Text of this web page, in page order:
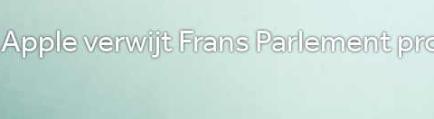
Apple verwijt Frans Parlement